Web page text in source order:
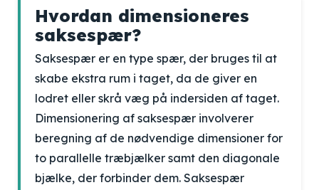
Hvordan dimensioneres
saksespær?
Saksespær er en type spær, der bruges til at
skabe ekstra rum i taget, da de giver en
lodret eller skrå væg på indersiden af taget.
Dimensionering af saksespær involverer
beregning af de nødvendige dimensioner for
to parallelle træbjælker samt den diagonale
bjælke, der forbinder dem. Saksespær